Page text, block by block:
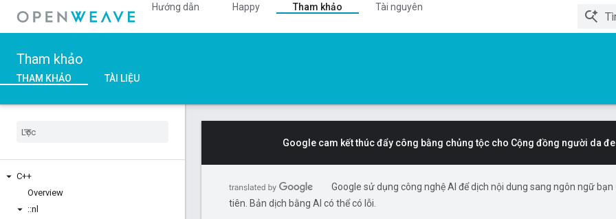
Hướng dẫn Happy Tham khảo Tài nguyên
Tham khảo
THAM KHẢO TÀI LIỆU
C++
Overview
::nl
Google cam kết thúc đẩy công bằng chủng tộc cho Cộng đồng người da
Google sử dụng công nghệ AI để dịch nội dung sang ngôn ngữ bạn
tiên. Bản dịch bằng AI có thể có lỗi.